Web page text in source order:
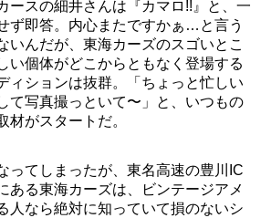
ースの細井さんは『カマロ!!』と、一
ず即答。内心またですかぁ…と言う
いんだが、東海カーズのスゴいとこ
い個体がどこからともなく登場する
ィションは抜群。「ちょっと忙しい
て写真撮っといて〜」と、いつもの
材がスタートだ。
ってしまったが、東名高速の豊川IC
ある東海カーズは、ビンテージアメ
人なら絶対に知っていて損のないシ